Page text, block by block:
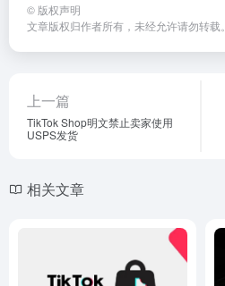
© 版权声明
文章版权归作者所有，未经允许请勿转载。
上一篇
TikTok Shop明文禁止卖家使用
USPS发货
相关文章